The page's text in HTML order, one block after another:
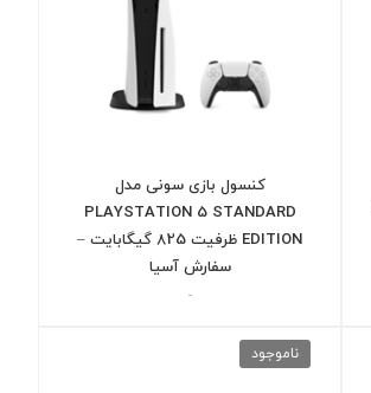
کنسول بازی سونی مدل
PLAYSTATION 5 STANDARD
EDITION ظرفیت 825 گیگابایت –
سفارش آسیا
-
ناموجود